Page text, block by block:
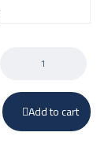
Add to cart